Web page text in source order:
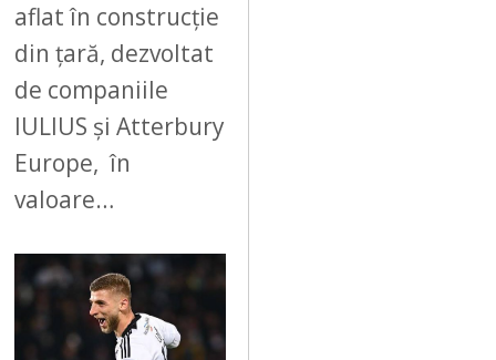
aflat în construcție
din țară, dezvoltat
de companiile
IULIUS și Atterbury
Europe, în
valoare…